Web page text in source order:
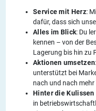
Service mit Herz:
dafür, dass sich
Alles im Blick: Du
kennen – von der
Lagerung bis hin zu
Aktionen umsetzen
unterstützt bei
nach und nach
Hinter die Kulissen
in